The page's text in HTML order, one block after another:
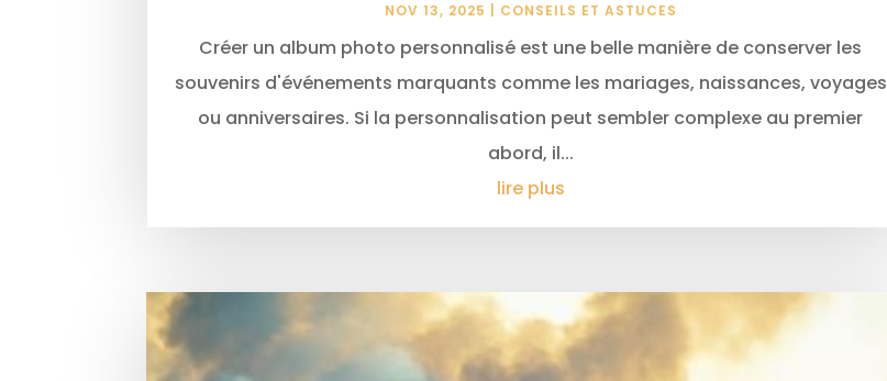
NOV 13, 2025 CONSEILS ET ASTUCES
Créer un album photo personnalisé est une belle manière de conserver les
souvenirs d'événements marquants comme les mariages, naissances, voyages
ou anniversaires. Si la personnalisation peut sembler complexe au premier
abord, il...
lire plus